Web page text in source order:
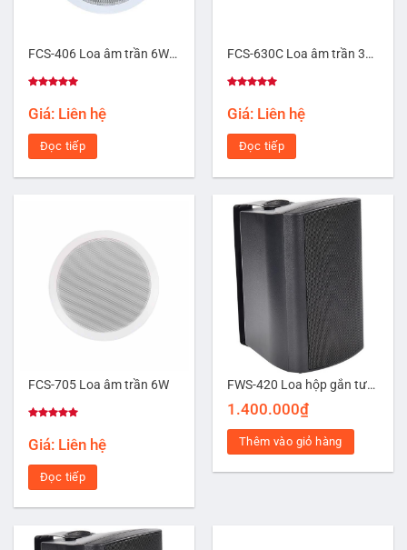
FCS-406 Loa âm trần 6W (Chống ẩm)
hạng
5.00
5 sao
Giá: Liên hệ
Đọc tiếp
FCS-630C Loa âm trần 30W
hạng
5.00
5 sao
Giá: Liên hệ
Đọc tiếp
FCS-705 Loa âm trần 6W
hạng
5.00
5 sao
Giá: Liên hệ
Đọc tiếp
FWS-420 Loa hộp gắn tường công suất 20W
1.400.000₫
Thêm vào giỏ hàng